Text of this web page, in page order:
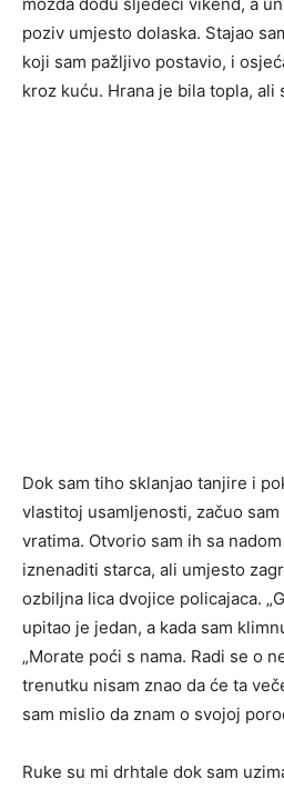
poziv umjesto dolaska. Stajao
koji sam pažljivo postavio, i
kroz kuću. Hrana je bila topla,
Dok sam tiho sklanjao tanjire i
vlastitoj usamljenosti, začuo
vratima. Otvorio sam ih sa
iznenaditi starca, ali umjesto
ozbiljna lica dvojice policajaca.
upitao je jedan, a kada sam
„Morate poći s nama. Radi se o
trenutku nisam znao da će ta
sam mislio da znam o svojoj
Ruke su mi drhtale dok sam